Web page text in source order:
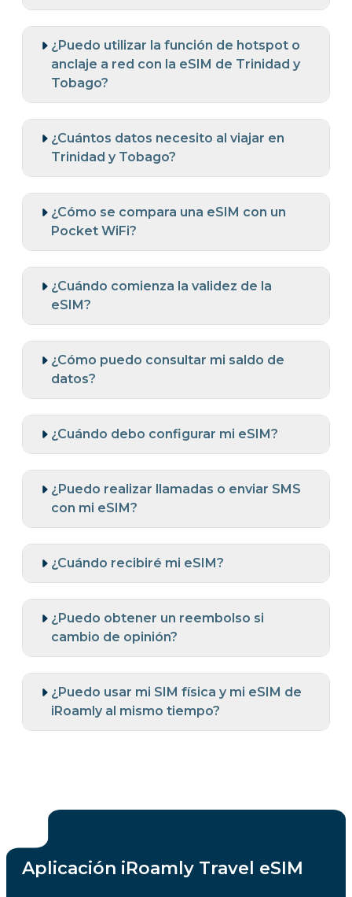
¿Puedo utilizar la función de hotspot o
anclaje a red con la eSIM de Trinidad y
Tobago?
¿Cuántos datos necesito al viajar en
Trinidad y Tobago?
¿Cómo se compara una eSIM con un
Pocket WiFi?
¿Cuándo comienza la validez de la
eSIM?
¿Cómo puedo consultar mi saldo de
datos?
¿Cuándo debo configurar mi eSIM?
¿Puedo realizar llamadas o enviar SMS
con mi eSIM?
¿Cuándo recibiré mi eSIM?
¿Puedo obtener un reembolso si
cambio de opinión?
¿Puedo usar mi SIM física y mi eSIM de
iRoamly al mismo tiempo?
Aplicación iRoamly Travel eSIM